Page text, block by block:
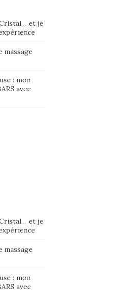
et je
massage
: mon
avec
et je
massage
: mon
avec